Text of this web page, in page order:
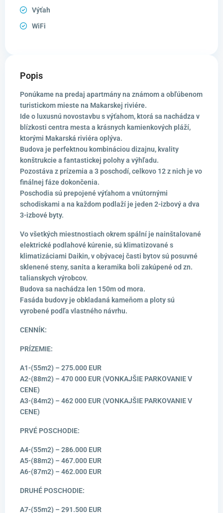
Výťah
WiFi
Popis
Ponúkame na predaj apartmány na známom a obľúbenom
turistickom mieste na Makarskej riviére.
Ide o luxusnú novostavbu s výťahom, ktorá sa nachádza v
blízkosti centra mesta a krásnych kamienkových pláží,
ktorými Makarská riviéra oplýva.
Budova je perfektnou kombináciou dizajnu, kvality
konštrukcie a fantastickej polohy a výhľadu.
Pozostáva z prízemia a 3 poschodí, celkovo 12 z nich je vo
finálnej fáze dokončenia.
Poschodia sú prepojené výťahom a vnútornými
schodiskami a na každom podlaží je jeden 2-izbový a dva
3-izbové byty.
Vo všetkých miestnostiach okrem spální je nainštalované
elektrické podlahové kúrenie, sú klimatizované s
klimatizáciami Daikin, v obývacej časti bytov sú posuvné
sklenené steny, sanita a keramika boli zakúpené od zn.
talianskych výrobcov.
Budova sa nachádza len 150m od mora.
Fasáda budovy je obkladaná kameňom a ploty sú
vyrobené podľa vlastného návrhu.
CENNÍK:
PRÍZEMIE:
A1-(55m2) – 275.000 EUR
A2-(88m2) – 470 000 EUR (VONKAJŠIE PARKOVANIE V
CENE)
A3-(84m2) – 462 000 EUR (VONKAJŠIE PARKOVANIE V
CENE)
PRVÉ POSCHODIE:
A4-(55m2) – 286.000 EUR
A5-(88m2) – 467.000 EUR
A6-(87m2) – 462.000 EUR
DRUHÉ POSCHODIE:
A7-(55m2) – 291.500 EUR